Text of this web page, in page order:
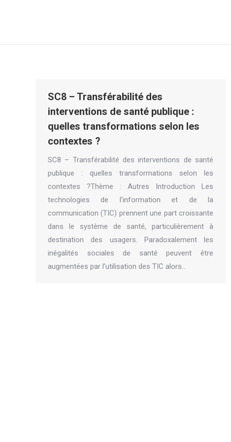
SC8 – Transférabilité des
interventions de santé publique :
quelles transformations selon les
contextes ?
SC8 – Transférabilité des interventions de santé
publique : quelles transformations selon les
contextes ?Thème : Autres Introduction Les
technologies de l’information et de la
communication (TIC) prennent une part croissante
dans le système de santé, particulièrement à
destination des usagers. Paradoxalement les
inégalités sociales de santé peuvent être
augmentées par l’utilisation des TIC alors…